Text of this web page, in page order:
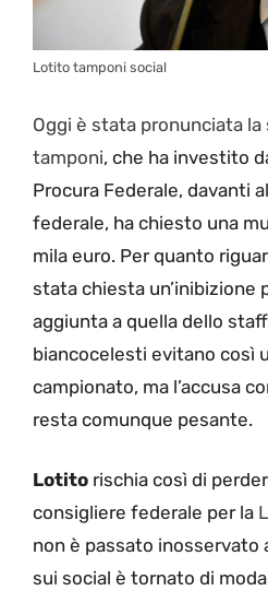
Lotito tamponi social
Oggi è stata pronunciata
tamponi, che ha investito
Procura Federale, davanti
federale, ha chiesto una
mila euro. Per quanto
stata chiesta un’inibizione
aggiunta a quella dello
biancocelesti evitano così
campionato, ma l’accusa
resta comunque pesante.
Lotito rischia così di
consigliere federale per la
non è passato inosservato
sui social è tornato di